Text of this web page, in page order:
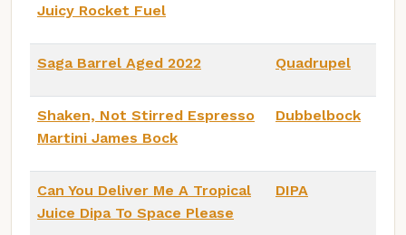
Juicy Rocket Fuel
Saga Barrel Aged 2022 Quadrupel
Shaken, Not Stirred Espresso
Martini James Bock
Dubbelbock
Can You Deliver Me A Tropical
Juice Dipa To Space Please
DIPA